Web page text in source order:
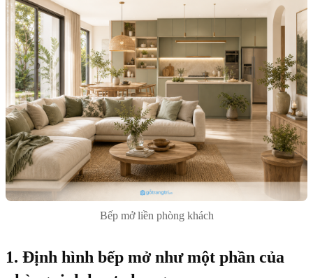
Bếp mở liền phòng khách
1. Định hình bếp mở như một phần của